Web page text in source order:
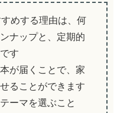
めする理由は、何
ナップと、定期的
す
が届くことで、家
ることができます
ーマを選ぶこと